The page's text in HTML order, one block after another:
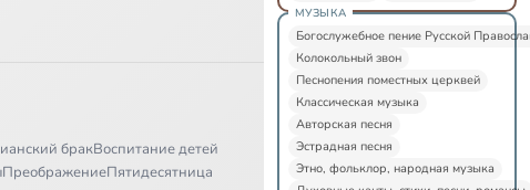
бракВоспитание детей
ПреображениеПятидесятница
МУЗЫКА
Богослужебное пение Русской
Колокольный звон
Песнопения поместных церквей
Классическая музыка
Авторская песня
Эстрадная песня
Этно, фольклор, народная музыка